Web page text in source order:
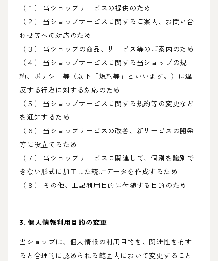
（１） 当ショップサービスの提供のため
（２） 当ショップサービスに関するご案内、お問い合
わせ等への対応のため
（３） 当ショップの商品、サービス等のご案内のため
（４） 当ショップサービスに関する当ショップの規
約、ポリシー等（以下「規約等」といいます。）に違
反する行為に対する対応のため
（５） 当ショップサービスに関する規約等の変更など
を通知するため
（６） 当ショップサービスの改善、新サービスの開発
等に役立てるため
（７） 当ショップサービスに関連して、個別を識別で
きない形式に加工した統計データを作成するため
（８） その他、上記利用目的に付随する目的のため
3. 個人情報利用目的の変更
当ショップは、個人情報の利用目的を、関連性を有す
ると合理的に認められる範囲内において変更すること